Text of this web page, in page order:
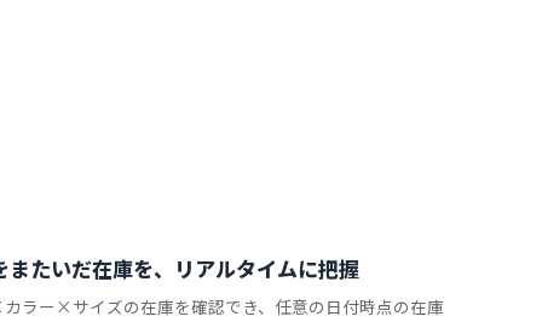
またいだ在庫を、リアルタイムに把握
ラー×サイズの在庫を確認でき、任意の日付時点の在庫